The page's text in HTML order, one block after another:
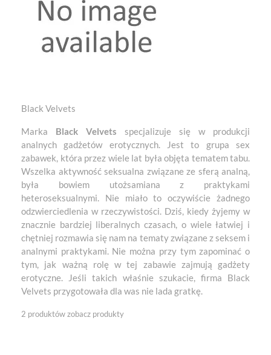
Black Velvets
Marka Black Velvets specjalizuje się w produkcji
analnych gadżetów erotycznych. Jest to grupa sex
zabawek, która przez wiele lat była objęta tematem tabu.
Wszelka aktywność seksualna związane ze sferą analną,
była bowiem utożsamiana z praktykami
heteroseksualnymi. Nie miało to oczywiście żadnego
odzwierciedlenia w rzeczywistości. Dziś, kiedy żyjemy w
znacznie bardziej liberalnych czasach, o wiele łatwiej i
chętniej rozmawia się nam na tematy związane z seksem i
analnymi praktykami. Nie można przy tym zapominać o
tym, jak ważną rolę w tej zabawie zajmują gadżety
erotyczne. Jeśli takich właśnie szukacie, firma Black
Velvets przygotowała dla was nie lada gratkę.
2 produktówzobacz produkty